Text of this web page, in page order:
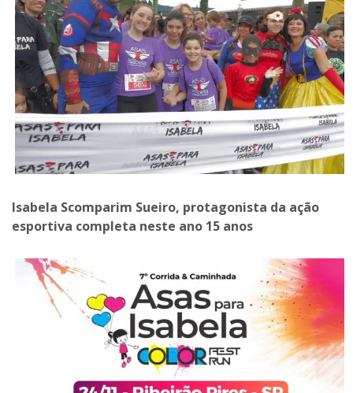
Isabela Scomparim Sueiro, protagonista da ação
esportiva completa neste ano 15 anos